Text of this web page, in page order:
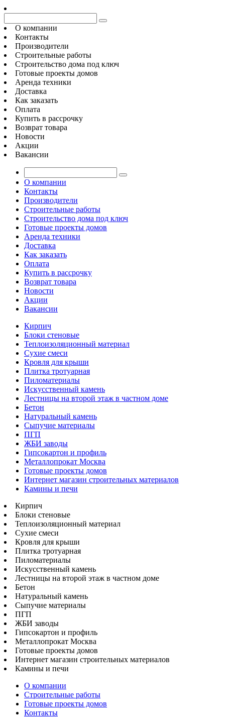
О компании
Контакты
Производители
Строительные работы
Строительство дома под ключ
Готовые проекты домов
Аренда техники
Доставка
Как заказать
Оплата
Купить в рассрочку
Возврат товара
Новости
Акции
Вакансии
О компании
Контакты
Производители
Строительные работы
Строительство дома под ключ
Готовые проекты домов
Аренда техники
Доставка
Как заказать
Оплата
Купить в рассрочку
Возврат товара
Новости
Акции
Вакансии
Кирпич
Блоки стеновые
Теплоизоляционный материал
Сухие смеси
Кровля для крыши
Плитка тротуарная
Пиломатериалы
Искусственный камень
Лестницы на второй этаж в частном доме
Бетон
Натуральный камень
Сыпучие материалы
ПГП
ЖБИ заводы
Гипсокартон и профиль
Металлопрокат Москва
Готовые проекты домов
Интернет магазин строительных материалов
Камины и печи
Кирпич
Блоки стеновые
Теплоизоляционный материал
Сухие смеси
Кровля для крыши
Плитка тротуарная
Пиломатериалы
Искусственный камень
Лестницы на второй этаж в частном доме
Бетон
Натуральный камень
Сыпучие материалы
ПГП
ЖБИ заводы
Гипсокартон и профиль
Металлопрокат Москва
Готовые проекты домов
Интернет магазин строительных материалов
Камины и печи
О компании
Строительные работы
Готовые проекты домов
Контакты